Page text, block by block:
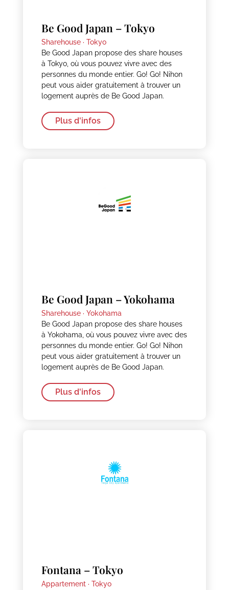
Be Good Japan – Tokyo
Sharehouse · Tokyo
Be Good Japan propose des share houses
à Tokyo, où vous pouvez vivre avec des
personnes du monde entier. Go! Go! Nihon
peut vous aider gratuitement à trouver un
logement auprès de Be Good Japan.
Plus d'infos
Be Good Japan – Yokohama
Sharehouse · Yokohama
Be Good Japan propose des share houses
à Yokohama, où vous pouvez vivre avec des
personnes du monde entier. Go! Go! Nihon
peut vous aider gratuitement à trouver un
logement auprès de Be Good Japan.
Plus d'infos
Fontana – Tokyo
Appartement · Tokyo